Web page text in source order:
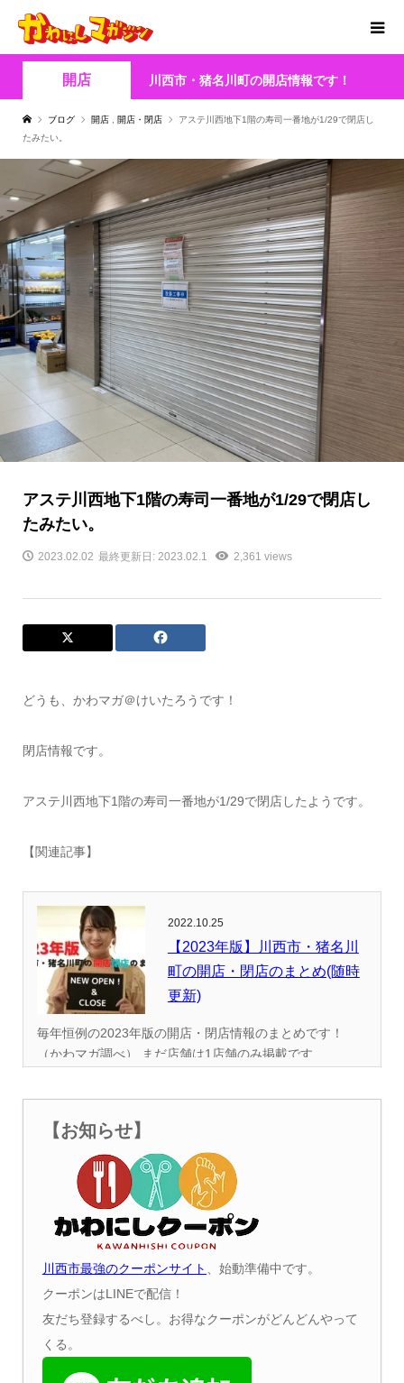
開店 川西市・猪名川町の開店情報です！
ブログ 開店 開店・閉店
アステ川西地下1階の寿司一番地が1/29で閉店し
たみたい。
アステ川西地下1階の寿司一番地が1/29で閉店し
たみたい。
2023.02.02 最終更新日: 2023.02.1 2,361 views
どうも、かわマガ＠けいたろうです！
閉店情報です。
アステ川西地下1階の寿司一番地が1/29で閉店したようです。
【関連記事】
2022.10.25
【2023年版】川西市・猪名川
町の開店・閉店のまとめ(随時
更新)
毎年恒例の2023年版の開店・閉店情報のまとめです！
（かわマガ調べ） まだ店舗は1店舗のみ掲載です...
【お知らせ】
川西市最強のクーポンサイト
、始動準備中です。
クーポンはLINEで配信！
友だち登録するべし。お得なクーポンがどんどんやって
くる。